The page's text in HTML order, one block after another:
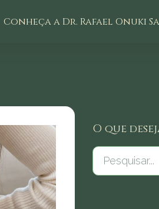
Conheça a Dr. Rafael Onuki
O que